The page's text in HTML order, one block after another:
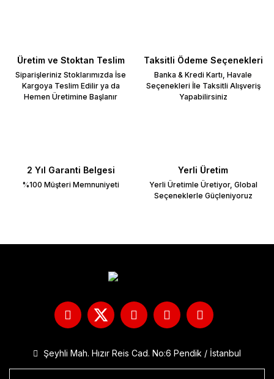
Üretim ve Stoktan Teslim
Siparişleriniz Stoklarımızda İse
Kargoya Teslim Edilir ya da
Hemen Üretimine Başlanır
Taksitli Ödeme Seçenekleri
Banka & Kredi Kartı, Havale
Seçenekleri İle Taksitli Alışveriş
Yapabilirsiniz
2 Yıl Garanti Belgesi
%100 Müşteri Memnuniyeti
Yerli Üretim
Yerli Üretimle Üretiyor, Global
Seçeneklerle Güçleniyoruz
Şeyhli Mah. Hızır Reis Cad. No:6 Pendik / İstanbul